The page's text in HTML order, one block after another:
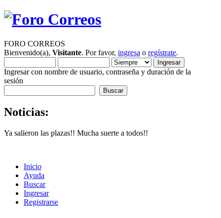
FORO CORREOS
Bienvenido(a), Visitante. Por favor, ingresa o regístrate.
Ingresar con nombre de usuario, contraseña y duración de la
sesión
Noticias:
Ya salieron las plazas!! Mucha suerte a todos!!
Inicio
Ayuda
Buscar
Ingresar
Registrarse